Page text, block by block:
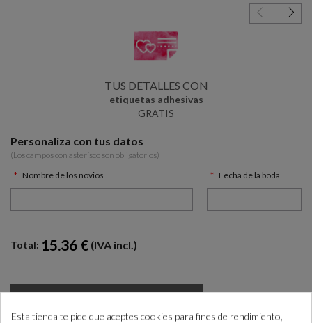
TUS DETALLES CON
etiquetas adhesivas
GRATIS
Personaliza con tus datos
(Los campos con asterísco son obligatorios)
Nombre de los novios
Fecha de la boda
Total: 15.36 € (IVA incl.)
Esta tienda te pide que aceptes cookies para fines de rendimiento,